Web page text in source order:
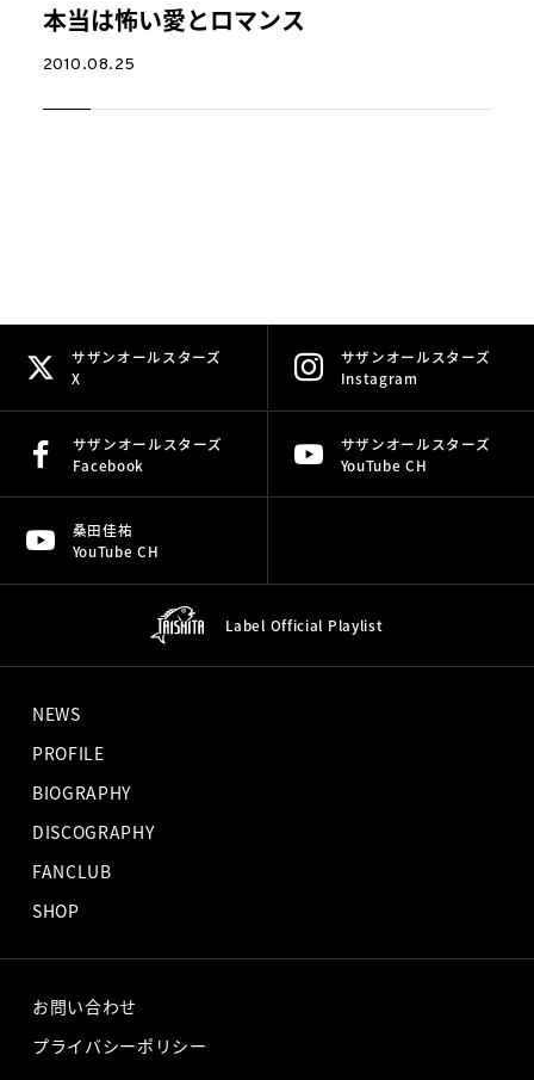
本当は怖い愛とロマンス
2010.08.25
サザンオールスターズ
X
サザンオールスターズ
Instagram
サザンオールスターズ
Facebook
サザンオールスターズ
YouTube CH
桑田佳祐
YouTube CH
Label Official Playlist
NEWS
PROFILE
BIOGRAPHY
DISCOGRAPHY
FANCLUB
SHOP
お問い合わせ
プライバシーポリシー